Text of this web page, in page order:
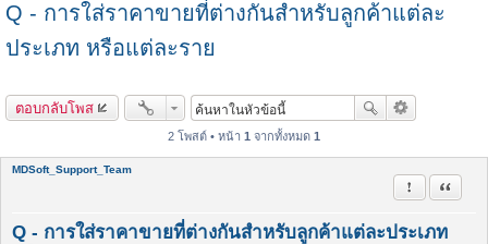
i
g
Q - การใส่ราคาขายที่ต่างกันสำหรับลูกค้าแต่ละ
ประเภท หรือแต่ละราย
ตอบกลับโพส
2 โพสต์ • หน้า 1 จากทั้งหมด 1
MDSoft_Support_Team
Q - การใส่ราคาขายที่ต่างกันสำหรับลูกค้าแต่ละประเภท
รายงานในข้
อ้างคำ